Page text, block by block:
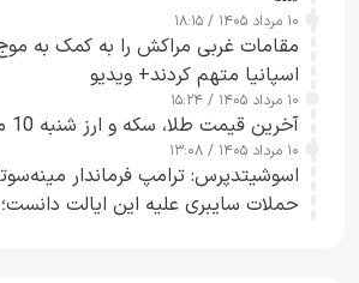
۱۰ مرداد ۱۴۰۵ / ۱۸:۱۵
مقامات غربی مراکش را به کمک به
اسپانیا متهم کردند+ ویدیو
۱۰ مرداد ۱۴۰۵ / ۱۵:۲۴
آخرین قیمت طلا، سکه و ارز شنبه 10 مرداد+ جدول
۱۰ مرداد ۱۴۰۵ / ۱۳:۰۸
اسوشیتدپرس: ترامپ فرماندار
حملات سایبری علیه این ایالت